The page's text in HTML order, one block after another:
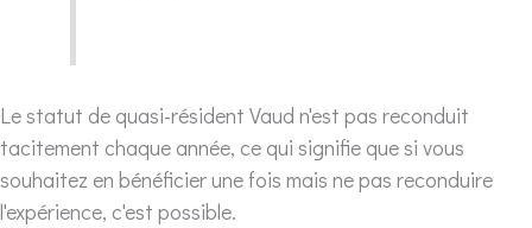
Le statut de quasi-résident Vaud n'est pas reconduit
tacitement chaque année, ce qui signifie que si vous
souhaitez en bénéficier une fois mais ne pas reconduire
l'expérience, c'est possible.